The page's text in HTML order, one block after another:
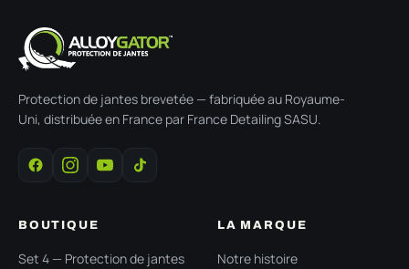
Protection de jantes brevetée — fabriquée au Royaume-
Uni, distribuée en France par France Detailing SASU.
BOUTIQUE
Set 4 — Protection de jantes
LA MARQUE
Notre histoire